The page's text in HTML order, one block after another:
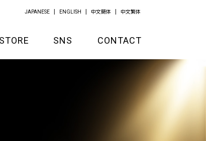
STORE SNS CONTACT
JAPANESE ENGLISH 中文簡体 中文繁体